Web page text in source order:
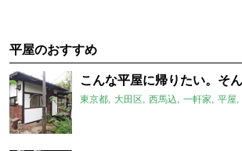
平屋のおすすめ
こんな平屋に帰りたい。そ
東京都 大田区 西馬込 一軒家 平屋